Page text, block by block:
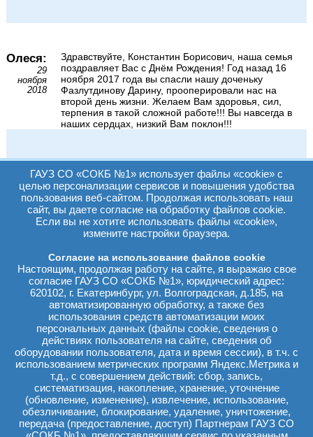
Олеся:
29
ноября
2018
Здравствуйте, Константин Борисович, наша семья
поздравляет Вас с Днём Рождения! Год назад 16
ноября 2017 года вы спасли нашу доченьку
Фазлутдинову Дарину, прооперировали нас на
второй день жизни. Желаем Вам здоровья, сил,
терпения в такой сложной работе!!! Вы навсегда в
наших сердцах, низкий Вам поклон!!!
Анна:
Добрый день, Константин Борисович. Мы были в
ОДКХ дважды в мае и октябре этого года, на
окклюдером. Долго выбирали место для
госпитализации, по многочисленным благодарным
отзывам решили довериться Вам в СОКБ 1. Этим
сообщением хочу от всей нашей семьи и от души
поблагодарить всех сотрудников Вашего отделения, а
также других (РЭВМДЛ, РАО), принявших участие в
лечении нашей дочки. Здоровье детей - это самое
важное, что может быть у родителей. Благодарим вас
и ваших коллег за высокий профессионализм,
внимательное, чуткое и доброе отношение, улыбки и
поиск подхода к ребенку. Отдельная благодарность -
нашему лечащему врачу Павлу Станиславовичу,
который объяснял каждый шаг и действие,
поддерживал словом и делом. Здоровья,
благополучия и удачи Вам и Вашим близким.
Миллион спасибо!!!
ГАУЗ СО «СОКБ №1» использует файлы «cookie» с
целью персонализации сервисов и повышения удобства
пользования веб-сайтом. Продолжая использовать наш
сайт, вы даете согласие на обработку файлов cookie.
Если вы не хотите использовать файлы «cookie»,
измените настройки браузера.
Согласие на использование файлов cookie
Настоящим, продолжая работу на сайте, я выражаю свое
согласие ГАУЗ СО «СОКБ №1», юридический адрес:
620102, г. Екатеринбург, ул. Волгоградская, д.185, на
автоматизированную обработку, а также без
использования средств автоматизации моих
персональных данных (файлы cookie, сведения о
действиях пользователя на сайте, сведения об
оборудовании пользователя, дата и время сессии), в т.ч. с
использованием метрических программ Яндекс.Метрика и
т.д., с совершением действий: сбор, запись,
систематизация, накопление, хранение, уточнение
(обновление, изменение), извлечение, использование,
обезличивание, блокирование, удаление, уничтожение,
передача (предоставление, доступ) Партнерам ГАУЗ СО